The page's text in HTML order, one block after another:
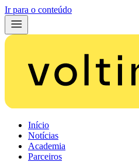
Ir para o conteúdo
Início
Notícias
Academia
Parceiros